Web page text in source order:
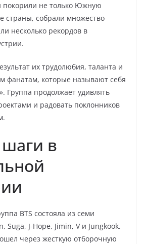
покорили не только Южную
страны, собрали множество
несколько рекордов в
их трудолюбия, таланта и
фанатам, которые называют себя
Группа продолжает удивлять
и радовать поклонников
в
BTS состояла из семи
Suga, J-Hope, Jimin, V и Jungkook.
через жесткую отборочную